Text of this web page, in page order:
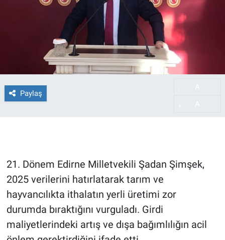
Paylaş
21. Dönem Edirne Milletvekili Şadan Şimşek,
2025 verilerini hatırlatarak tarım ve
hayvancılıkta ithalatın yerli üretimi zor
durumda bıraktığını vurguladı. Girdi
maliyetlerindeki artış ve dışa bağımlılığın acil
Haber Arşivi